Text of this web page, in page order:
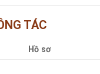
TÁC
Hồ sơ